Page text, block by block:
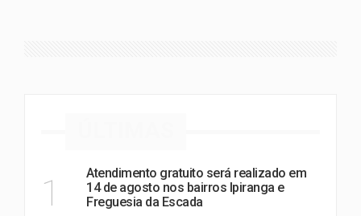
1
Atendimento gratuito será realizado em
14 de agosto nos bairros Ipiranga e
Freguesia da Escada